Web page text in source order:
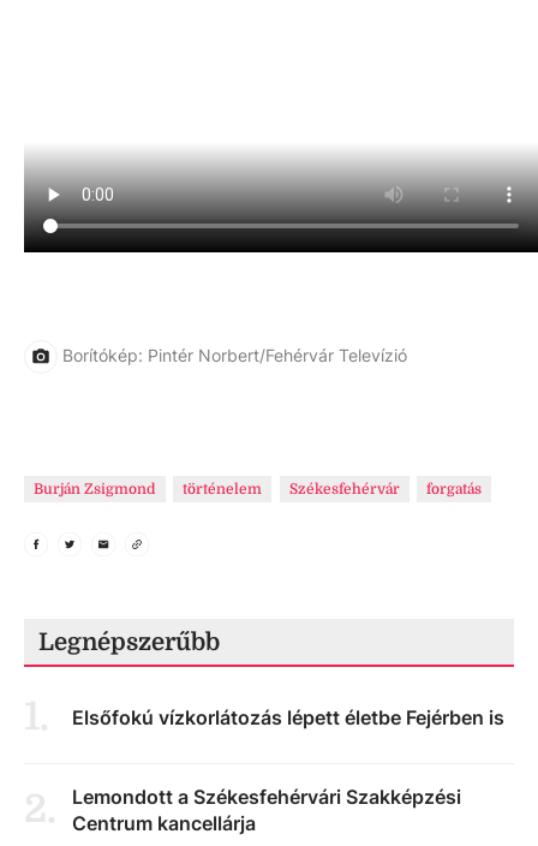
Borítókép: Pintér Norbert/Fehérvár Televízió
Burján Zsigmond történelem Székesfehérvár forgatás
Legnépszerűbb
1. Elsőfokú vízkorlátozás lépett életbe Fejérben is
2.
Lemondott a Székesfehérvári Szakképzési
Centrum kancellárja